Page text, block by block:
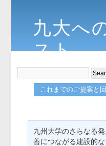
九大へ
スト
これまでのご提案と
九州大学のさらなる
善につながる建設的